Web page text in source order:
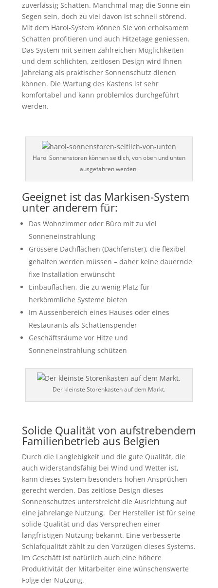
zuverlässig Schatten. Manchmal mag die Sonne ein
Segen sein, doch zu viel davon ist schnell störend.
Mit dem Harol-System können Sie von erholsamem
Schatten profitieren und auch Hitzetage geniessen.
Das System mit seinen zahlreichen Möglichkeiten
und dem schlichten, zeitlosen Design wird Ihnen
jahrelang als praktischer Sonnenschutz dienen
können. Die Wartung des Kastens ist sehr
komfortabel und kann problemlos durchgeführt
werden.
Harol Sonnenstoren können seitlich, von oben und unten
ausgefahren werden.
Geeignet ist das Markisen-System
unter anderem für:
Das Wohnzimmer oder Büro mit zu viel
Sonneneinstrahlung
Grössere Dachflächen (Dachfenster), die flexibel
gehalten werden müssen – daher keine dauernde
fixe Installation erwünscht
Einbauflächen, die zu wenig Platz für
herkömmliche Systeme bieten
Im Aussenbereich eines Hauses oder eines
Restaurants als Schattenspender
Geschäftsräume vor Hitze und
Sonneneinstrahlung schützen
Der kleinste Storenkasten auf dem Markt.
Solide Qualität von aufstrebendem
Familienbetrieb aus Belgien
Durch die Langlebigkeit und die gute Qualität, die
auch widerstandsfähig bei Wind und Wetter ist,
kann dieses System besonders hohen Ansprüchen
gerecht werden. Das zeitlose Design dieses
Sonnenschutzes unterstreicht die Ausrichtung auf
eine jahrelange Nutzung. Der Hersteller ist für seine
solide Qualität und das Versprechen einer
langfristigen Nutzung bekannt. Eine verbesserte
Schlafqualität zählt zu den Vorzügen dieses Systems.
Im Geschäft ist natürlich auch eine höhere
Produktivität der Mitarbeiter eine wünschenswerte
Folge der Nutzung.